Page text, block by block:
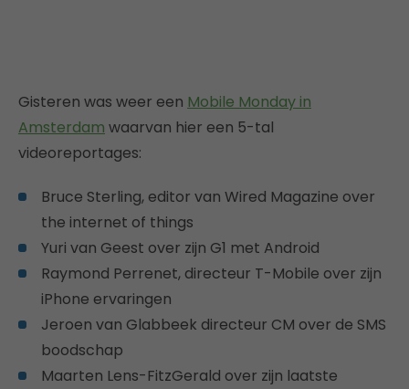
Gisteren was weer een Mobile Monday in
Amsterdam waarvan hier een 5-tal
videoreportages:
Bruce Sterling, editor van Wired Magazine over
the internet of things
Yuri van Geest over zijn G1 met Android
Raymond Perrenet, directeur T-Mobile over zijn
iPhone ervaringen
Jeroen van Glabbeek directeur CM over de SMS
boodschap
Maarten Lens-FitzGerald over zijn laatste